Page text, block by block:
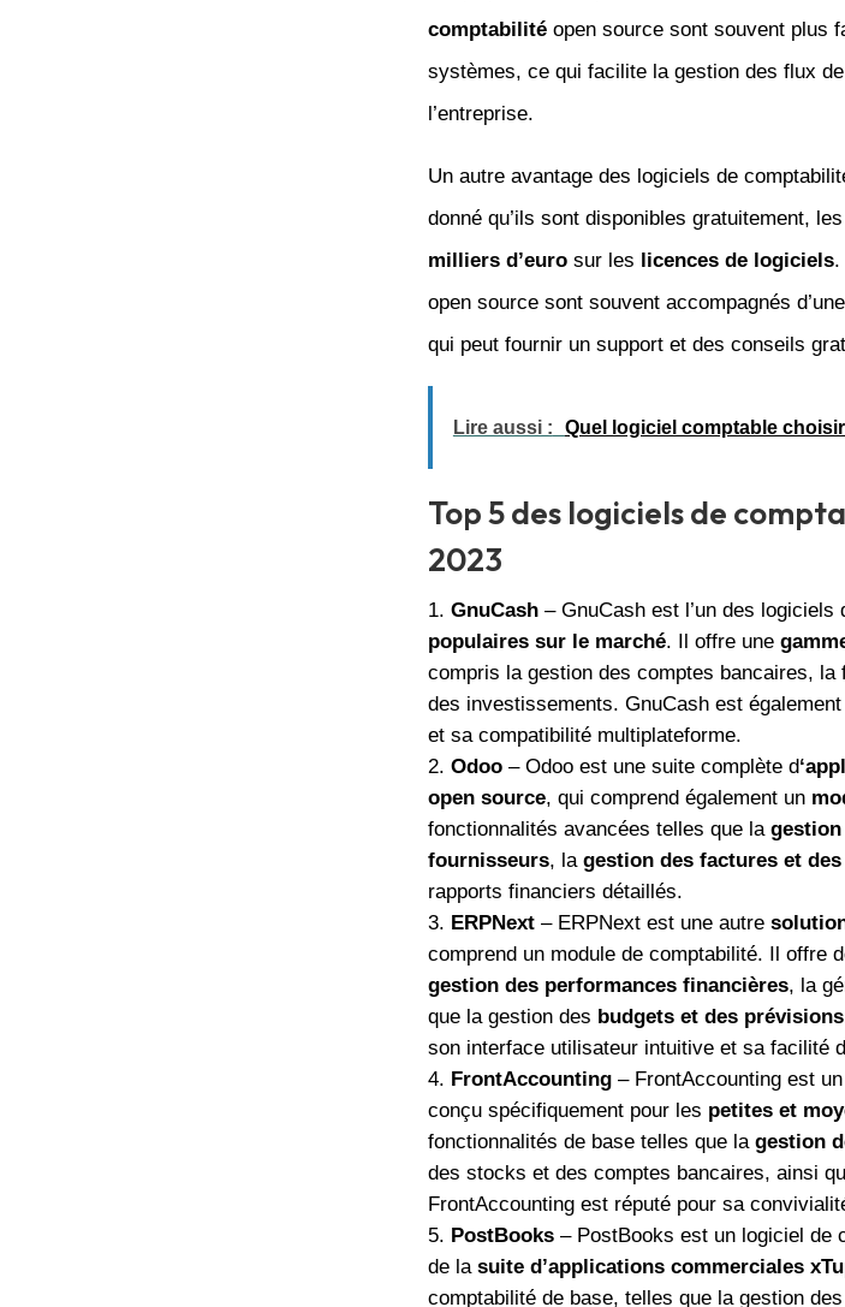
comptabilitéopen source sont souvent plus
systèmes, ce qui facilite la gestion des flux
l’entreprise.
Un autre avantage des logiciels de
donné qu’ils sont disponibles gratuitement,
milliers d’eurosur les licences de logiciels.
open source sont souvent accompagnés d’une
qui peut fournir un support et des conseils
Lire aussi : Quel logiciel comptable
Top 5 des logiciels de
2023
GnuCash– GnuCash est l’un des logiciels
populaires sur le marché. Il offre une
compris la gestion des comptes bancaires,
des investissements. GnuCash est
et sa compatibilité multiplateforme.
Odoo– Odoo est une suite complète d
open source, qui comprend également un
fonctionnalités avancées telles que la
fournisseurs, lagestion des factures et des
rapports financiers détaillés.
ERPNext– ERPNext est une autre
comprend un module de comptabilité. Il offre
gestion des performances financières, la
que la gestion des budgets et des prévisions
son interface utilisateur intuitive et sa facilité
FrontAccounting– FrontAccounting est
conçu spécifiquement pour les petites et
fonctionnalités de base telles que la gestion
des stocks et des comptes bancaires, ainsi
FrontAccounting est réputé pour sa
PostBooks– PostBooks est un logiciel de
de la suite d’applications commerciales
comptabilité de base, telles que la gestion